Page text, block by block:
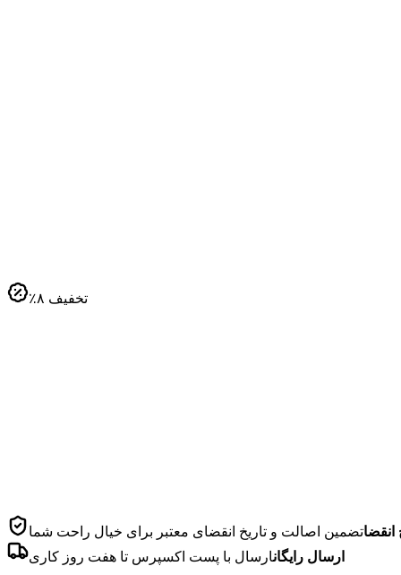
٪۸ تخفیف
انقضاتضمین اصالت و تاریخ انقضای معتبر برای خیال راحت شما
ارسال رایگانارسال با پست اکسپرس تا هفت روز کاری